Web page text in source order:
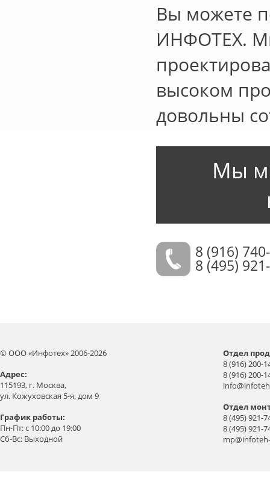
Вы можете
ИНФОТЕХ.
высоком
довольны
Мы
8 (916)
8 (495)
© ООО «Инфотех» 2006-2026
Aдрес:
115193, г. Москва,
ул. Кожуховская 5-я, дом 9
График работы:
Пн-Пт: с 10:00 до 19:00
Сб-Вс: Выходной
Отдел
8 (916) 200-
8 (916) 200-
Отдел
8 (495) 921-
8 (495) 921-